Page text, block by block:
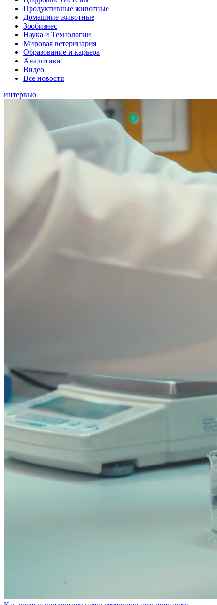
Продуктивные животные
Домашние животные
Зообизнес
Наука и Технологии
Мировая ветеринария
Образование и карьера
Аналитика
Видео
Все новости
интервью